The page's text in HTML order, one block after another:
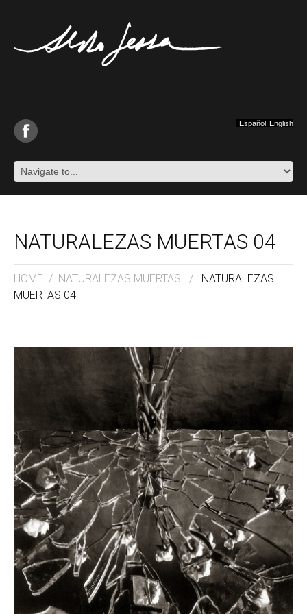
Español English
NATURALEZAS MUERTAS 04
HOME / NATURALEZAS MUERTAS /
NATURALEZAS
MUERTAS 04